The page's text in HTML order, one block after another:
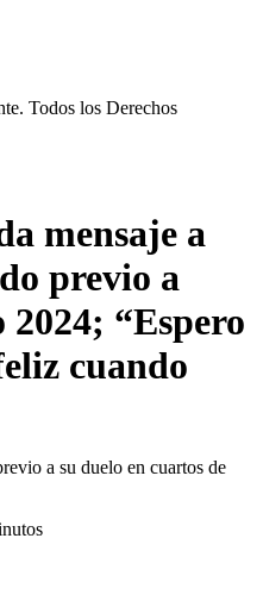
Todos los Derechos
mensaje a
previo a
“Espero
cuando
a su duelo en cuartos de